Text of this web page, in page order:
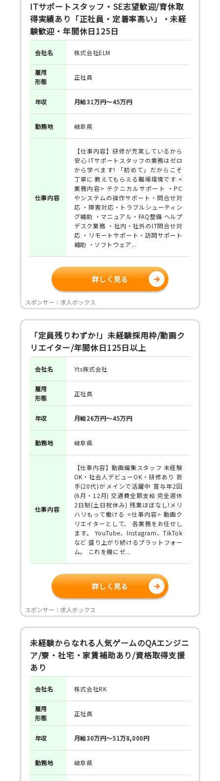
ITサポートスタッフ・SE志望歓迎/育休取
得実績あり「正社員・定着率高い」・未経
験歓迎・年間休日125日
会社名 株式会社ELM
雇用
形態
正社員
年収 月給31万円～45万円
勤務地 岐阜県
仕事内容
【仕事内容】研修が充実しているから
安心 ITサポートスタッフの業務はゼロ
から学べます! 「初めて」だからこそ
丁寧に 教えてもらえる職場環境です <
業務内容> テクニカルサポート ・PC
やシステムの操作サポート・問合せ対
応 ・障害対応・トラブルシューティン
グ補助 ・マニュアル・FAQ整備 ヘルプ
デスク業務 ・社内・社外のIT問合せ対
応 ・リモートサポート・訪問サポート
補助 ・ソフトウェア...
詳しく見る
スポンサー：求人ボックス
「定員残りわずか!」未経験採用枠/動画ク
リエイター/年間休日125日以上
会社名 Yts株式会社
雇用
形態
正社員
年収 月給26万円～45万円
勤務地 岐阜県
仕事内容
【仕事内容】動画編集スタッフ 未経験
OK・社会人デビューOK・研修あり 若
手(20代)がメインで活躍中 賞与年2回
(6月・12月) 交通費全額支給 完全週休
2日制(土日祝休み) 残業ほぼなし!メリ
ハリもって働ける <仕事内容> 動画ク
リエイターとして、 各業務をお任せし
ます。 YouTube、Instagram、TikTok
など 盛り上がり続けるプラットフォー
ム。 これを機にゼ...
詳しく見る
スポンサー：求人ボックス
未経験からなれる人気ゲームのQAエンジニ
ア/寮・社宅・家賃補助あり/資格取得支援
あり
会社名 株式会社RK
雇用
形態
正社員
年収 月給30万円～51万8,000円
勤務地 岐阜県